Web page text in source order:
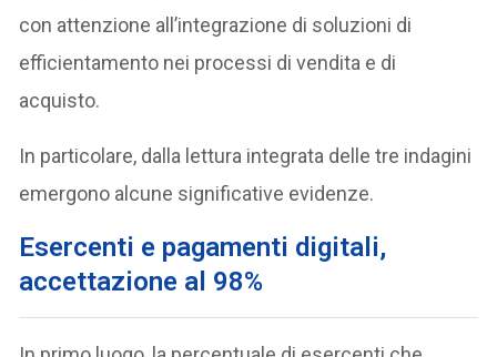
con attenzione all’integrazione di soluzioni di
efficientamento nei processi di vendita e di
acquisto.
In particolare, dalla lettura integrata delle tre indagini
emergono alcune significative evidenze.
Esercenti e pagamenti digitali,
accettazione al 98%